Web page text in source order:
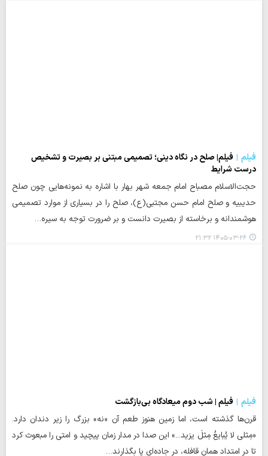
فیلم
فیلم| صلح در نگاه دینی؛ تصمیمی مبتنی بر بصیرت و تشخیص
درست شرایط
حجت‌الاسلام مصباح امام جمعه شهر بهار با اشاره به نمونه‌هایی چون صلح
حدیبیه و صلح امام حسن مجتبی(ع)، صلح را در بسیاری از موارد تصمیمی
هوشمندانه و برخاسته از بصیرت دانست و بر ضرورت توجه به سیره…
۱۴۰۵-۰۳-۲۶ ۲۱:۳۲
فیلم
فیلم | شب دوم میعادگاه بی‌بازگشت
قرن‌ها گذشته است، اما زمین هنوز طعم آن «نه» بزرگ را زیر دندان دارد.
«مِثلی لا یُبایعُ مِثلَ یزید...» این صدا در مدار زمان پیچید و امتی را مبعوث کرد
تا در امتداد همان قافله، در جاده‌ای پا بگذارند…